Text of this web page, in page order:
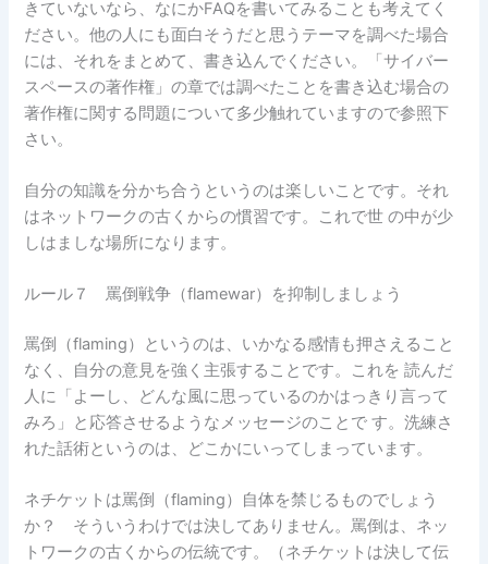
きていないなら、なにかFAQを書いてみることも考えてく
ださい。他の人にも面白そうだと思うテーマを調べた場合
には、それをまとめて、書き込んでください。「サイバー
スペースの著作権」の章では調べたことを書き込む場合の
著作権に関する問題について多少触れていますので参照下
さい。
自分の知識を分かち合うというのは楽しいことです。それ
はネットワークの古くからの慣習です。これで世 の中が少
しはましな場所になります。
ルール７ 罵倒戦争（flamewar）を抑制しましょう
罵倒（flaming）というのは、いかなる感情も押さえること
なく、自分の意見を強く主張することです。これを 読んだ
人に「よーし、どんな風に思っているのかはっきり言って
みろ」と応答させるようなメッセージのことで す。洗練さ
れた話術というのは、どこかにいってしまっています。
ネチケットは罵倒（flaming）自体を禁じるものでしょう
か？ そういうわけでは決してありません。罵倒は、ネッ
トワークの古くからの伝統です。（ネチケットは決して伝